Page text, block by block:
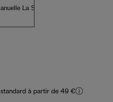
standard à partir de 49 €